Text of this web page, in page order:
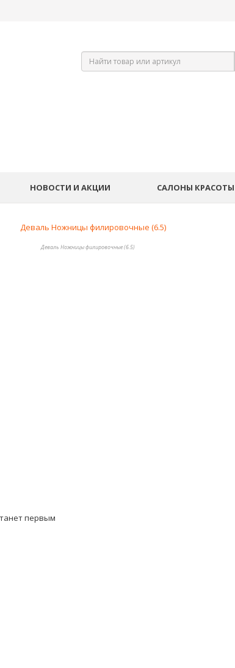
НОВОСТИ И АКЦИИ САЛОНЫ КРАСОТЫ
Деваль Ножницы филировочные (6.5)
первым